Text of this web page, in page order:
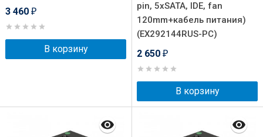
3 460 ₽
В корзину
pin, 5xSATA, IDE, fan
120mm+кабель питания)
(EX292144RUS-PC)
2 650 ₽
В корзину